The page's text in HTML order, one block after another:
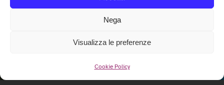
Nega
Visualizza le preferenze
Cookie Policy